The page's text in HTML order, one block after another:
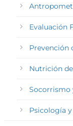
Evaluación
Prevención
Nutrición
Socorrismo
Psicología